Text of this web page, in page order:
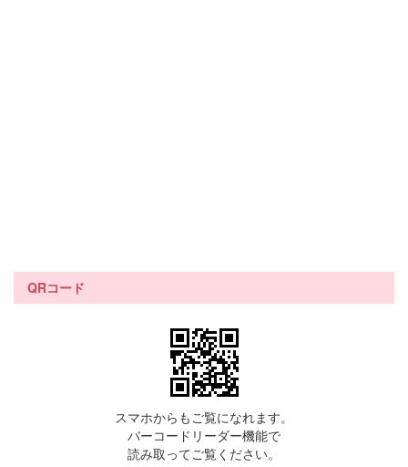
QRコード
スマホからもご覧になれます。
バーコードリーダー機能で
読み取ってご覧ください。